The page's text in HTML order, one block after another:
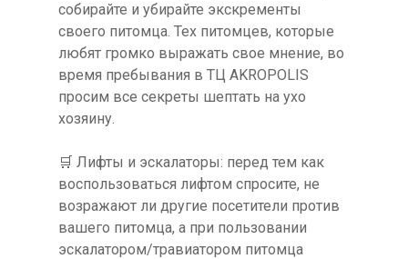
собирайте и убирайте экскременты
своего питомца. Тех питомцев, которые
любят громко выражать свое мнение, во
время пребывания в ТЦ AKROPOLIS
просим все секреты шептать на ухо
хозяину.
🛒 Лифты и эскалаторы: перед тем как
воспользоваться лифтом спросите, не
возражают ли другие посетители против
вашего питомца, а при пользовании
эскалатором/травиатором питомца